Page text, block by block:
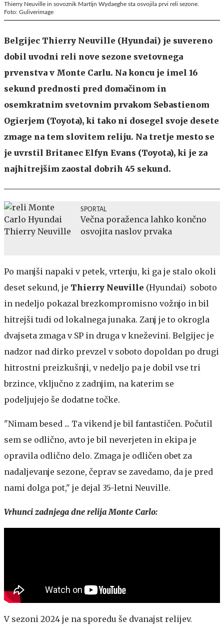
Thierry Neuville in sovoznik Martijn Wydaeghe sta osvojila prvi reli sezone.
Foto: Guliverimage
Belgijec Thierry Neuville (Hyundai) je suvereno
dobil uvodni reli nove sezone svetovnega
prvenstva v Monte Carlu. Na koncu je imel 16
sekund prednosti pred domačinom in
osemkratnim svetovnim prvakom Sebastienom
Ogierjem (Toyota), ki tako ni dosegel svoje desete
zmage na tem slovitem reliju. Na tretje mesto se
je uvrstil Britanec Elfyn Evans (Toyota), ki je za
najhitrejšim zaostal dobrih 45 sekund.
SPORTAL
Večna poraženca lahko končno
osvojita naslov prvaka
Po manjši napaki v petek, vrtenju, ki ga je stalo okoli
deset sekund, je Thierry Neuville (Hyundai) soboto
in nedeljo pokazal brezkompromisno vožnjo in bil
hitrejši tudi od lokalnega junaka. Zanj je to okrogla
dvajseta zmaga v SP in druga v kneževini. Belgijec je
nadzor nad dirko prevzel v soboto dopoldan po drugi
hitrostni preizkušnji, v nedeljo pa je dobil vse tri
brzince, vključno z zadnjim, na katerim se
podeljujejo še dodatne točke.
"Nimam besed ... Ta vikend je bil fantastičen. Počutil
sem se odlično, avto je bil neverjeten in ekipa je
opravila odlično delo. Zmaga je odličen obet za
nadaljevanje sezone, čeprav se zavedamo, da je pred
nami dolga pot," je dejal 35-letni Neuville.
Vrhunci zadnjega dne relija Monte Carlo:
V sezoni 2024 je na sporedu še dvanajst relijev.